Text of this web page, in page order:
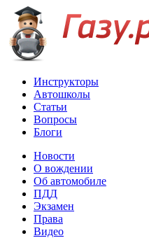
Инструкторы
Автошколы
Статьи
Вопросы
Блоги
Новости
О вождении
Об автомобиле
ПДД
Экзамен
Права
Видео